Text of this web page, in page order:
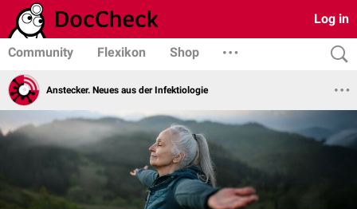
Log in
Community Flexikon Shop
Anstecker. Neues aus der Infektiologie